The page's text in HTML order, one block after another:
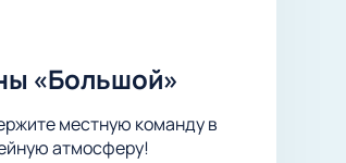
«Большой»
местную команду в
атмосферу!